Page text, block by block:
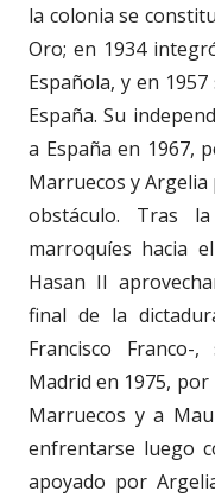
la colonia se
Oro; en 1934
Española, y en
España. Su
a España en 1967,
Marruecos y
obstáculo. Tras
marroquíes hacia
Hasan II
final de la
Francisco
Madrid en 1975, por
Marruecos y a
enfrentarse luego
apoyado por